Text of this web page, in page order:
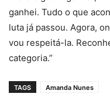
ganhei. Tudo o que
luta já passou. Agora,
vou respeitá-la.
categoria.”
TAGS Amanda Nunes